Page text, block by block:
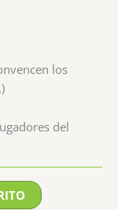
los
del
Alternative: